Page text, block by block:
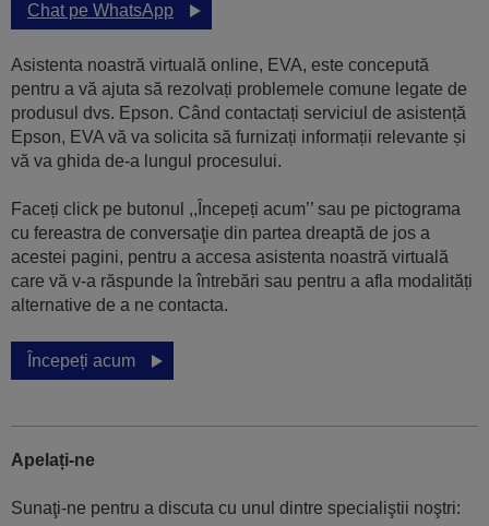
Chat pe WhatsApp
Asistenta noastră virtuală online, EVA, este concepută
pentru a vă ajuta să rezolvați problemele comune legate de
produsul dvs. Epson. Când contactați serviciul de asistență
Epson, EVA vă va solicita să furnizați informații relevante și
vă va ghida de-a lungul procesului.
Faceți click pe butonul ,,Începeți acum’’ sau pe pictograma
cu fereastra de conversaţie din partea dreaptă de jos a
acestei pagini, pentru a accesa asistenta noastră virtuală
care vă v-a răspunde la întrebări sau pentru a afla modalități
alternative de a ne contacta.
Începeți acum
Apelați-ne
Sunaţi-ne pentru a discuta cu unul dintre specialiştii noştri: